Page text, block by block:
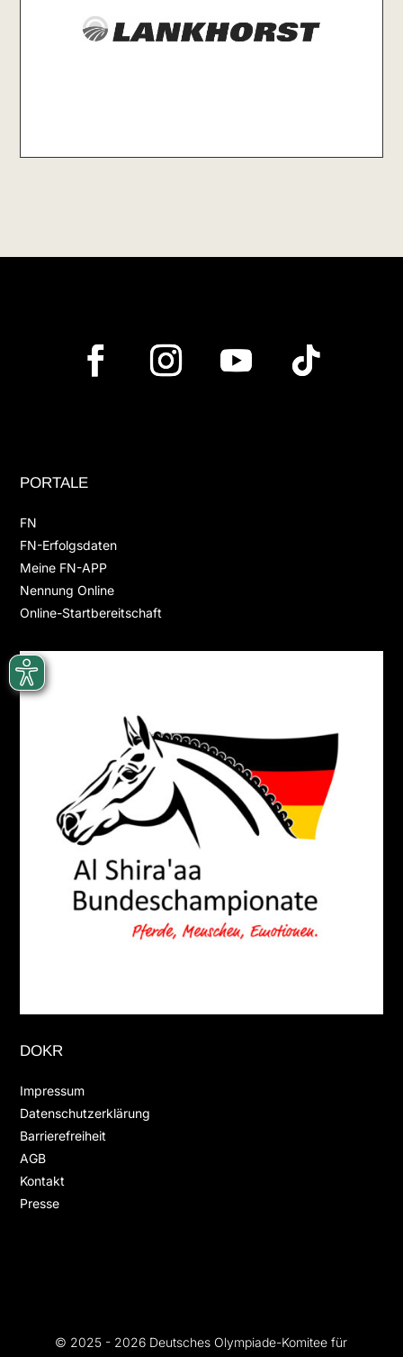
PORTALE
FN
FN-Erfolgsdaten
Meine FN-APP
Nennung Online
Online-Startbereitschaft
DOKR
Impressum
Datenschutzerklärung
Barrierefreiheit
AGB
Kontakt
Presse
© 2025 - 2026 Deutsches Olympiade-Komitee für